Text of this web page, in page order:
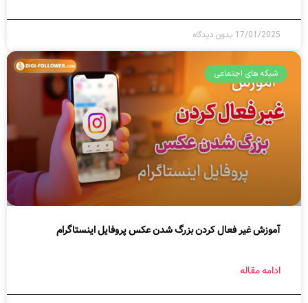
17/01/2025 بدون دیدگاه
شبکه های اجتماعی
آموزش غیر فعال کردن بزرگ شدن عکس پروفایل اینستاگرام
ادامه مقاله